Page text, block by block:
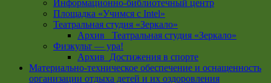
Информационно-библиотечный центр
Площадка «Учимся с Intel»
Театральная студия «Зеркало»
Архив _Театральная студия «Зеркало»
Физкульт — ура!
Архив_Достижения в спорте
Материально-техническое обеспечение и оснащенность
организации отдыха детей и их оздоровления